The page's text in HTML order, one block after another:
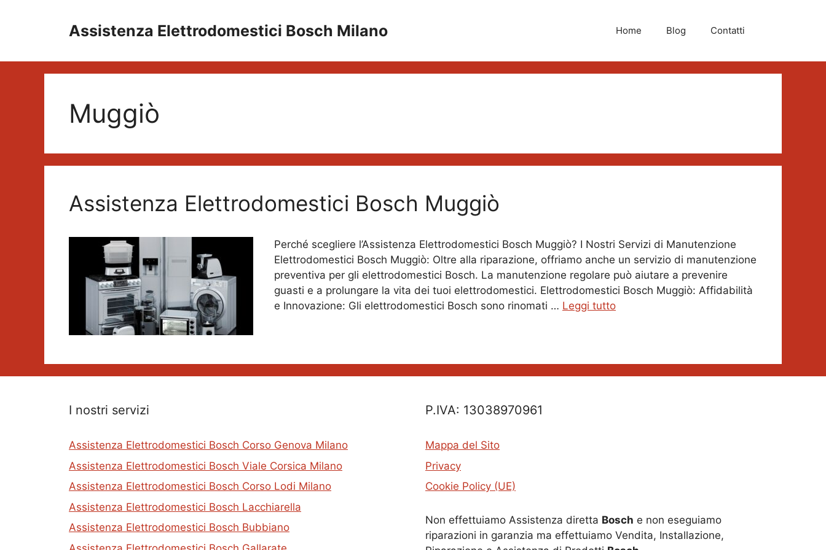
Assistenza Elettrodomestici Bosch Milano Home Blog Contatti
Muggiò
Assistenza Elettrodomestici Bosch Muggiò
Perché scegliere l’Assistenza Elettrodomestici Bosch Muggiò? I Nostri Servizi di Manutenzione
Elettrodomestici Bosch Muggiò: Oltre alla riparazione, offriamo anche un servizio di manutenzione
preventiva per gli elettrodomestici Bosch. La manutenzione regolare può aiutare a prevenire
guasti e a prolungare la vita dei tuoi elettrodomestici. Elettrodomestici Bosch Muggiò: Affidabilità
e Innovazione: Gli elettrodomestici Bosch sono rinomati … Leggi tutto
I nostri servizi
Assistenza Elettrodomestici Bosch Corso Genova Milano
Assistenza Elettrodomestici Bosch Viale Corsica Milano
Assistenza Elettrodomestici Bosch Corso Lodi Milano
Assistenza Elettrodomestici Bosch Lacchiarella
Assistenza Elettrodomestici Bosch Bubbiano
P.IVA: 13038970961
Mappa del Sito
Privacy
Cookie Policy (UE)
Non effettuiamo Assistenza diretta Bosch e non eseguiamo
riparazioni in garanzia ma effettuiamo Vendita, Installazione,